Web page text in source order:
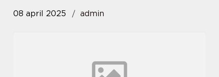
08 april 2025 admin